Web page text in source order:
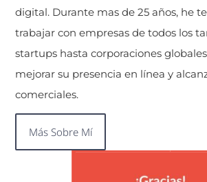
digital. Durante mas de 25 años, he
trabajar con empresas de todos los
startups hasta corporaciones
mejorar su presencia en línea y
comerciales.
Más Sobre Mí